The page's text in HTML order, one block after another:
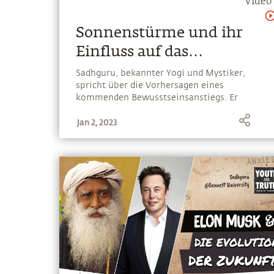
Sonnenstürme und ihr
Einfluss auf das
Bewusstsein
Sadhguru, bekannter Yogi und Mystiker,
spricht über die Vorhersagen eines
kommenden Bewusstseinsanstiegs. Er
dynamische Veränderungen in den
geschehen phänomenale Veränderungen im
menschlichen Bewusstsein.
Jan 2, 2023